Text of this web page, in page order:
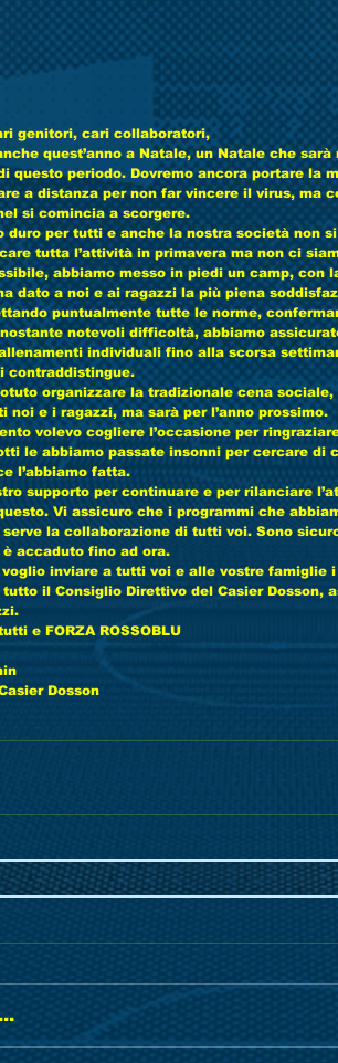
genitori, cari collaboratori,
quest’anno a Natale, un Natale che
questo periodo. Dovremo ancora portare la
a distanza per non far vincere il virus, ma
si comincia a scorgere.
duro per tutti e anche la nostra società non
tutta l’attività in primavera ma non ci
abbiamo messo in piedi un camp,
dato a noi e ai ragazzi la più piena
puntualmente tutte le norme,
notevoli difficoltà, abbiamo
individuali fino alla scorsa
contraddistingue.
organizzare la tradizionale cena
noi e i ragazzi, ma sarà per l’anno prossimo.
volevo cogliere l’occasione per
le abbiamo passate insonni per cercare di
l’abbiamo fatta.
supporto per continuare e per rilanciare
Vi assicuro che i programmi che
la collaborazione di tutti voi. Sono
accaduto fino ad ora.
inviare a tutti voi e alle vostre famiglie
il Consiglio Direttivo del Casier Dosson,
e FORZA ROSSOBLU
Dosson